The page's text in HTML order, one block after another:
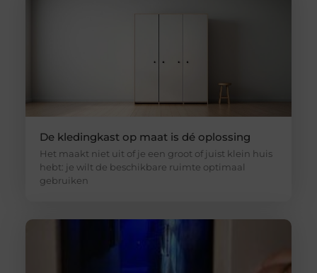
De kledingkast op maat is dé oplossing
Het maakt niet uit of je een groot of juist klein huis
hebt: je wilt de beschikbare ruimte optimaal
gebruiken